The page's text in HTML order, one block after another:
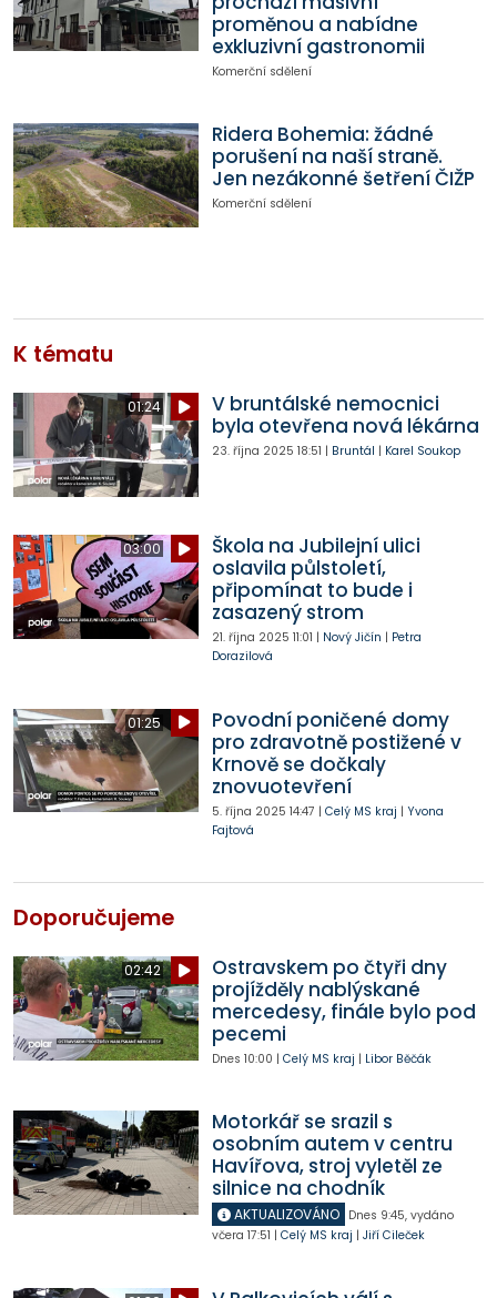
proměnou a nabídne
exkluzivní gastronomii
Komerční sdělení
Ridera Bohemia: žádné
porušení na naší straně.
Jen nezákonné šetření ČIŽP
Komerční sdělení
K tématu
01:24
V bruntálské nemocnici
byla otevřena nová lékárna
23. října 2025 18:51 | Bruntál | Karel Soukop
03:00
Škola na Jubilejní ulici
oslavila půlstoletí,
připomínat to bude i
zasazený strom
21. října 2025 11:01 | Nový Jičín | Petra
Dorazilová
01:25
Povodní poničené domy
pro zdravotně postižené v
Krnově se dočkaly
znovuotevření
5. října 2025 14:47 | Celý MS kraj | Yvona
Fajtová
Doporučujeme
02:42
Ostravskem po čtyři dny
projížděly nablýskané
mercedesy, finále bylo pod
pecemi
Dnes 10:00 | Celý MS kraj | Libor Běčák
Motorkář se srazil s
osobním autem v centru
Havířova, stroj vyletěl ze
silnice na chodník
AKTUALIZOVÁNO Dnes 9:45, vydáno
včera 17:51 | Celý MS kraj | Jiří Cileček